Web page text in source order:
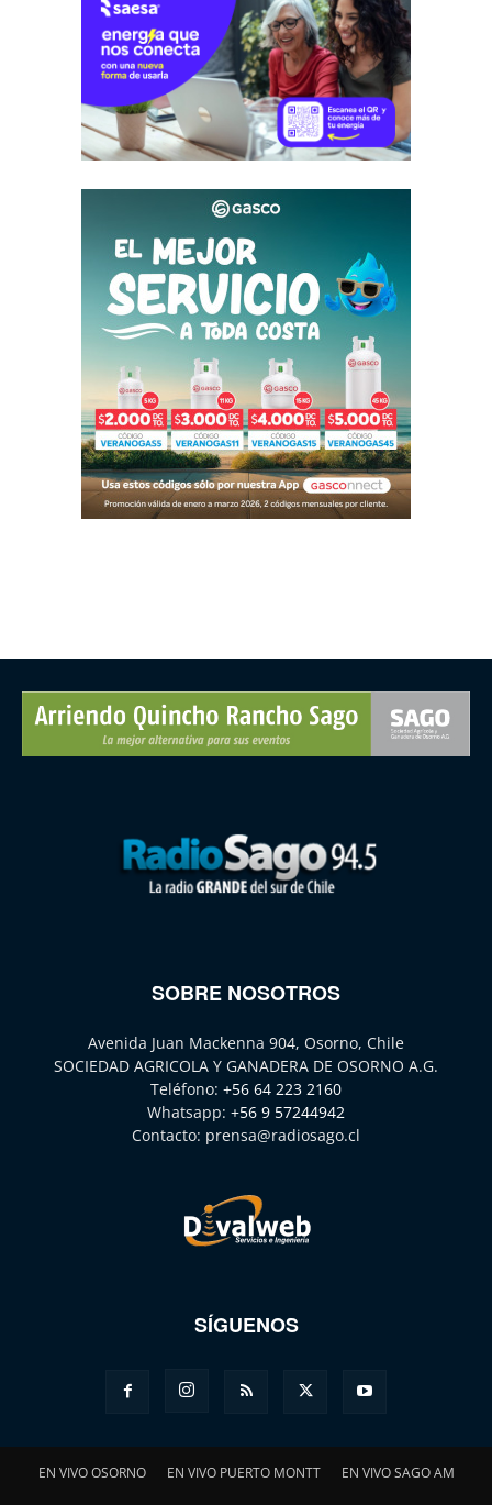
SOBRE NOSOTROS
Avenida Juan Mackenna 904, Osorno, Chile
SOCIEDAD AGRICOLA Y GANADERA DE OSORNO A.G.
Teléfono: +56 64 223 2160
Whatsapp: +56 9 57244942
Contacto: prensa@radiosago.cl
SÍGUENOS
EN VIVO OSORNO EN VIVO PUERTO MONTT EN VIVO SAGO AM